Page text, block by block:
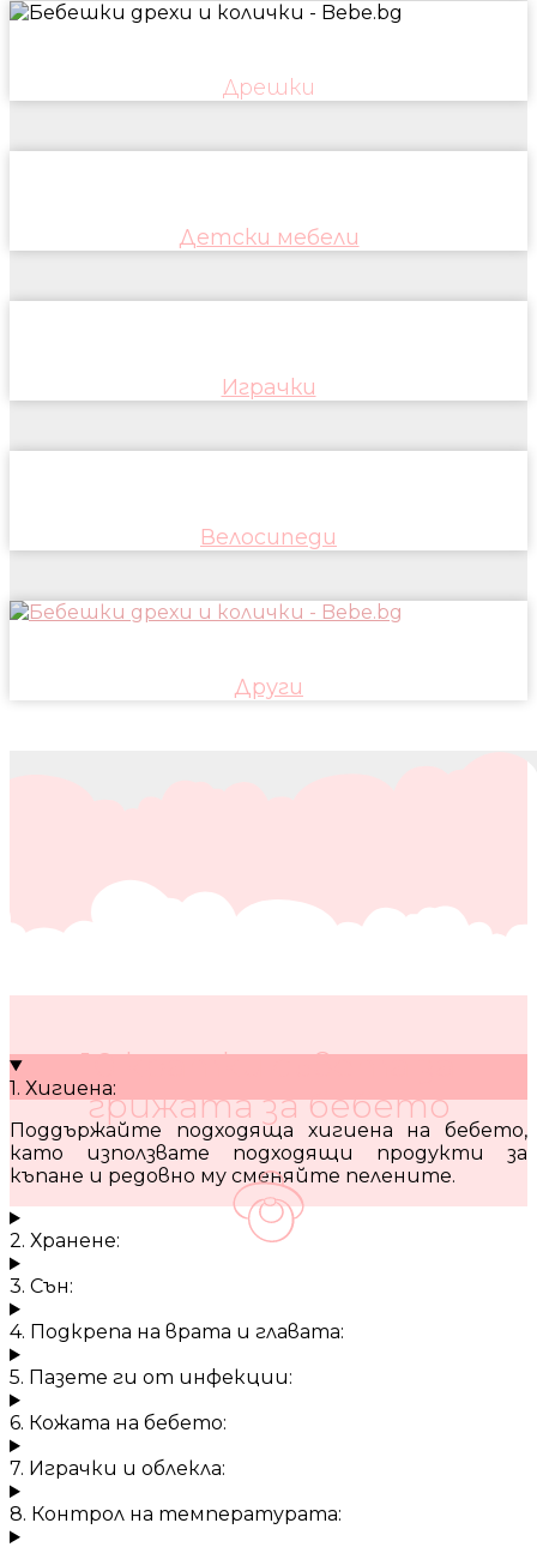
Дрешки
Детски мебели
Играчки
Велосипеди
Други
10 кратки съвета за
грижата за бебето
1. Хигиена:
Поддържайте подходяща хигиена на бебето,
като използвате подходящи продукти за
къпане и редовно му сменяйте пелените.
2. Хранене:
3. Сън:
4. Подкрепа на врата и главата:
5. Пазете ги от инфекции:
6. Кожата на бебето:
7. Играчки и облекла:
8. Контрол на температурата: